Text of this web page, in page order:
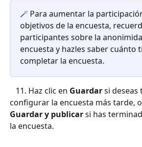
🪄 Para aumentar la
objetivos de la encuesta,
participantes sobre la
encuesta y hazles saber cuánto
completar la encuesta.
   11. Haz clic en
Guardar si
configurar la encuesta más tarde,
Guardar y publicar si has
la encuesta.